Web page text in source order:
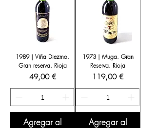
1989 | Viña Diezmo.
Gran reserva. Rioja
Precio
49,00 €
Agregar al
1973 | Muga. Gran
Reserva. Rioja
Precio
119,00 €
Agregar al